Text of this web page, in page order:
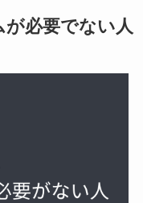
必要でない人